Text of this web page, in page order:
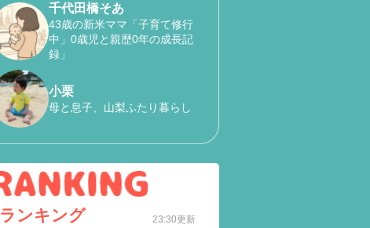
千代田橋そあ
43歳の新米ママ「子育て修行
中」0歳児と親歴0年の成長記
録」
小栗
母と息子、山梨ふたり暮らし
ランキング 23:30更新